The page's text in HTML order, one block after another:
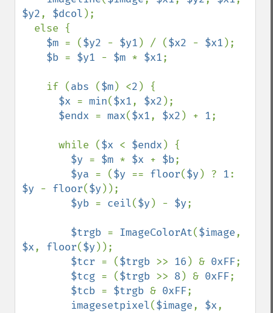
$y2, $dcol );
$m = ($y2 - $y1 ) / ($x2 - $x1 );
$b = $y1 - $m * $x1;
    if (
abs ($m) <2 ) {
$x = min($x1, $x2 );
$endx = max($x1, $x2 ) + 1;
      while (
$x < $endx ) {
$y = $m * $x + $b;
$ya = ($y == floor($y ) ? 1
$y - floor($y ));
$yb = ceil($y ) - $y;
$trgb = ImageColorAt($image
$x, floor($y ));
$tcr = ($trgb >> 16 ) & 0xFF;
$tcg = ($trgb >> 8) & 0xFF;
$tcb = $trgb & 0xFF;
imagesetpixel($image, $x